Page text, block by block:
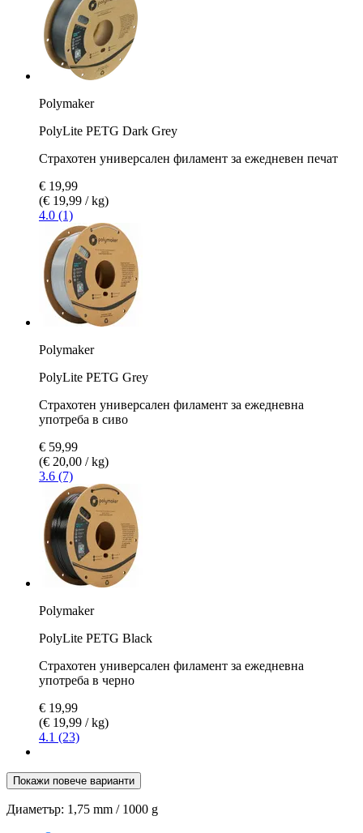
Polymaker
PolyLite PETG Dark Grey
Страхотен универсален филамент за ежедневен печат
€ 19,99
(€ 19,99 / kg)
4.0 (1)
Polymaker
PolyLite PETG Grey
Страхотен универсален филамент за ежедневна
употреба в сиво
€ 59,99
(€ 20,00 / kg)
3.6 (7)
Polymaker
PolyLite PETG Black
Страхотен универсален филамент за ежедневна
употреба в черно
€ 19,99
(€ 19,99 / kg)
4.1 (23)
Покажи повече варианти
Диаметър: 1,75 mm / 1000 g